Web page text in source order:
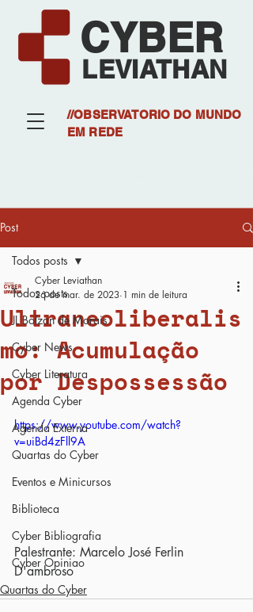
CYBER
LEVIATHAN
//OBSERVATORIO DO MUNDO
EM REDE
Post
Todos posts
JL Bolzan de Morais
Cyber News
Cyber Literatura
Agenda Cyber
Agenda Externa
Quartas do Cyber
Eventos e Minicursos
Biblioteca
Cyber Bibliografia
Cyber Opiniao
Todos posts
Ultraneoliberalis
mo: Acumulação
por Despossessão
Cyber Leviathan
26 de mar. de 2023 1 min de leitura
https://www.youtube.com/watch?
v=uiBd4zFll9A
Palestrante: Marcelo José Ferlin
D'ambroso
Quartas do Cyber